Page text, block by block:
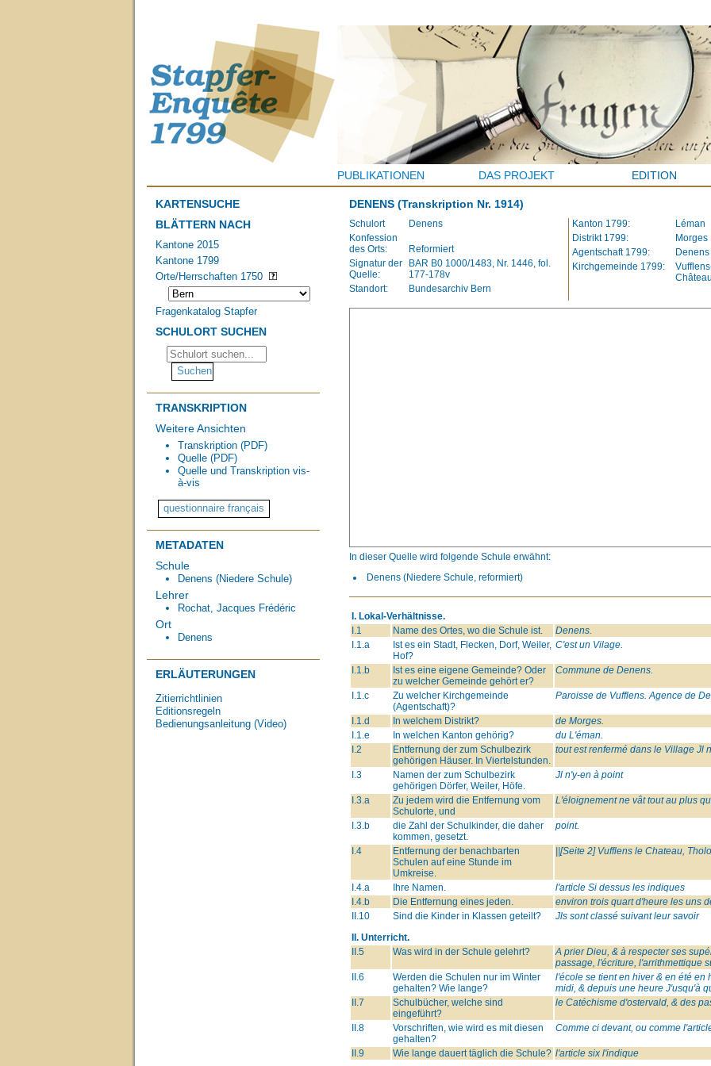
PUBLIKATIONEN DAS PROJEKT EDITION
KARTENSUCHE
BLÄTTERN NACH
Kantone 2015
Kantone 1799
Orte/Herrschaften 1750
Fragenkatalog Stapfer
SCHULORT SUCHEN
TRANSKRIPTION
Weitere Ansichten
Transkription (PDF)
Quelle (PDF)
Quelle und Transkription vis-
à-vis
METADATEN
Schule
Denens (Niedere Schule)
Lehrer
Rochat, Jacques Frédéric
Ort
Denens
ERLÄUTERUNGEN
Zitierrichtlinien
Editionsregeln
Bedienungsanleitung (Video)
DENENS (Transkription Nr. 1914)
Schulort
Denens
Konfession
des Orts:
Reformiert
Signatur der
Quelle:
BAR B0 1000/1483, Nr. 1446, fol.
177-178v
Standort:
Bundesarchiv Bern
Kanton 1799:
Léman
Distrikt 1799:
Morges
Agentschaft 1799:
Denens
Kirchgemeinde 1799:
Château
In dieser Quelle wird folgende Schule erwähnt:
Denens (Niedere Schule, reformiert)
I. Lokal-Verhältnisse.
I.1
Name des Ortes, wo die Schule ist.
Denens.
I.1.a
Ist es ein Stadt, Flecken, Dorf, Weiler,
Hof?
C'est un Vilage.
I.1.b
Ist es eine eigene Gemeinde? Oder
zu welcher Gemeinde gehört er?
Commune de Denens.
I.1.c
Zu welcher Kirchgemeinde
(Agentschaft)?
Paroisse de Vufflens. Agence de
I.1.d In welchem Distrikt?
de Morges.
I.1.e
In welchen Kanton gehörig?
du L'éman.
I.2
Entfernung der zum Schulbezirk
gehörigen Häuser. In Viertelstunden.
tout est renfermé dans le Village Jl
I.3
Namen der zum Schulbezirk
gehörigen Dörfer, Weiler, Höfe.
Jl n'y-en à point
I.3.a
Zu jedem wird die Entfernung vom
Schulorte, und
L'éloignement ne vât tout au plus
I.3.b
die Zahl der Schulkinder, die daher
kommen, gesetzt.
point.
I.4
Entfernung der benachbarten
Schulen auf eine Stunde im
Umkreise.
||[Seite 2] Vufflens le Chateau,
I.4.a Ihre Namen.
l'article Si dessus les indiques
I.4.b
Die Entfernung eines jeden.
environ trois quart d'heure les uns
II.10
Sind die Kinder in Klassen geteilt?
Jls sont classé suivant leur savoir
II. Unterricht.
II.5
Was wird in der Schule gelehrt?
A prier Dieu, & à respecter ses
passage, l'écriture, l'arrithmettique
II.6
Werden die Schulen nur im Winter
gehalten? Wie lange?
l'école se tient en hiver & en été en
midi, & depuis une heure J'usqu'à
II.7
Schulbücher, welche sind
eingeführt?
le Catéchisme d'ostervald, & des
II.8
Vorschriften, wie wird es mit diesen
gehalten?
Comme ci devant, ou comme
II.9 Wie lange dauert täglich die Schule? l'article six l'indique